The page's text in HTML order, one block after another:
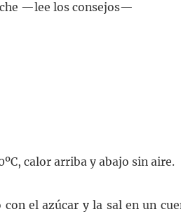
—lee los consejos—
calor arriba y abajo sin aire.
el azúcar y la sal en un